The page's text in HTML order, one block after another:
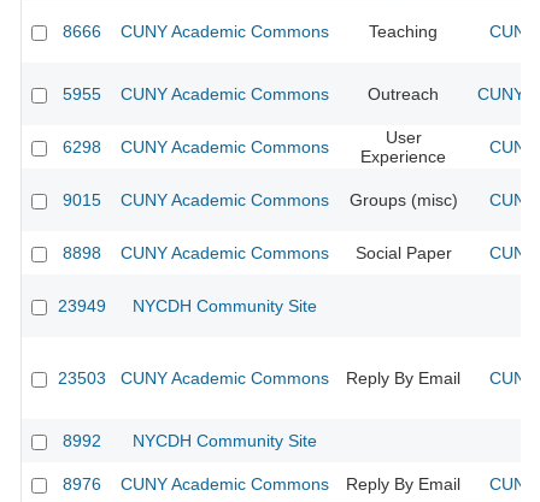
8666 CUNY Academic Commons Teaching
5955 CUNY Academic Commons Outreach CUNY
6298 CUNY Academic Commons
User
Experience
9015 CUNY Academic Commons Groups (misc)
8898 CUNY Academic Commons Social Paper
23949 NYCDH Community Site
23503 CUNY Academic Commons Reply By Email
8992 NYCDH Community Site
8976 CUNY Academic Commons Reply By Email